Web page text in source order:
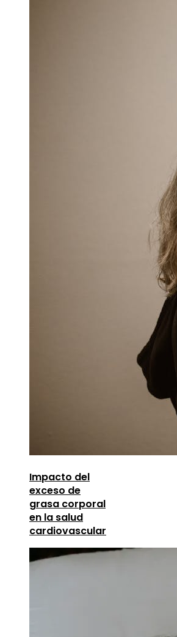
Impacto del
exceso de
grasa corporal
en la salud
cardiovascular